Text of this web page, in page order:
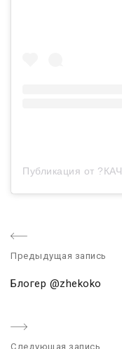
Публикация от
Предыдущая запись
r
v
Блогер @zhekoko
Следующая запись